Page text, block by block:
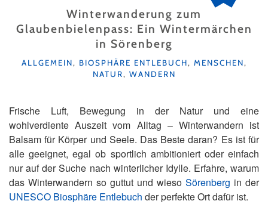
Winterwanderung zum
Glaubenbielenpass: Ein Wintermärchen
in Sörenberg
KATEGORIEN
ALLGEMEIN, BIOSPHÄRE ENTLEBUCH, MENSCHEN,
NATUR, WANDERN
Frische Luft, Bewegung in der Natur und eine
wohlverdiente Auszeit vom Alltag – Winterwandern ist
Balsam für Körper und Seele. Das Beste daran? Es ist für
alle geeignet, egal ob sportlich ambitioniert oder einfach
nur auf der Suche nach winterlicher Idylle. Erfahre, warum
das Winterwandern so guttut und wieso Sörenberg in der
UNESCO Biosphäre Entlebuch der perfekte Ort dafür ist.